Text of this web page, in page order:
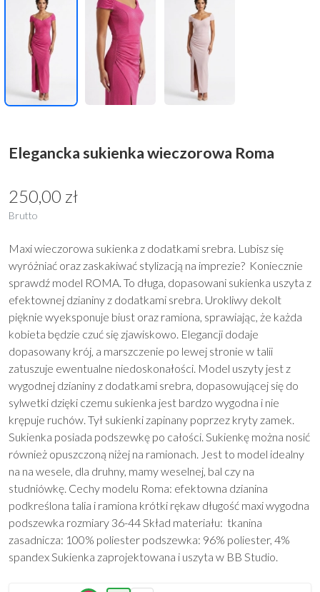
Elegancka sukienka wieczorowa Roma
250,00 zł
Brutto
Maxi wieczorowa sukienka z dodatkami srebra. Lubisz się
wyróżniać oraz zaskakiwać stylizacją na imprezie? Koniecznie
sprawdź model ROMA. To długa, dopasowani sukienka uszyta z
efektownej dzianiny z dodatkami srebra. Urokliwy dekolt
pięknie wyeksponuje biust oraz ramiona, sprawiając, że każda
kobieta będzie czuć się zjawiskowo. Elegancji dodaje
dopasowany krój, a marszczenie po lewej stronie w talii
zatuszuje ewentualne niedoskonałości. Model uszyty jest z
wygodnej dzianiny z dodatkami srebra, dopasowującej się do
sylwetki dzięki czemu sukienka jest bardzo wygodna i nie
krępuje ruchów. Tył sukienki zapinany poprzez kryty zamek.
Sukienka posiada podszewkę po całości. Sukienkę można nosić
również opuszczoną niżej na ramionach. Jest to model idealny
na na wesele, dla druhny, mamy weselnej, bal czy na
studniówkę. Cechy modelu Roma: efektowna dzianina
podkreślona talia i ramiona krótki rękaw długość maxi wygodna
podszewka rozmiary 36-44 Skład materiału: tkanina
zasadnicza: 100% poliester podszewka: 96% poliester, 4%
spandex Sukienka zaprojektowana i uszyta w BB Studio.